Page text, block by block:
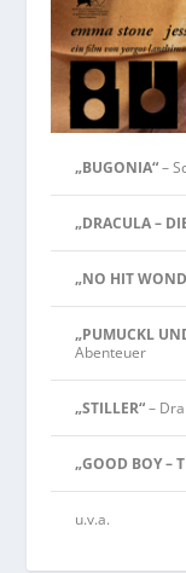
„BUGONIA“–
„DRACULA –
„NO HIT
„PUMUCKL
Abenteuer
„STILLER“–
„GOOD BOY –
u.v.a.